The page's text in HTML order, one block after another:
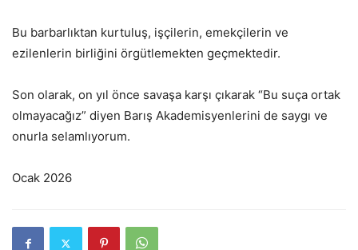
Bu barbarlıktan kurtuluş, işçilerin, emekçilerin ve
ezilenlerin birliğini örgütlemekten geçmektedir.
Son olarak, on yıl önce savaşa karşı çıkarak “Bu suça ortak
olmayacağız” diyen Barış Akademisyenlerini de saygı ve
onurla selamlıyorum.
Ocak 2026